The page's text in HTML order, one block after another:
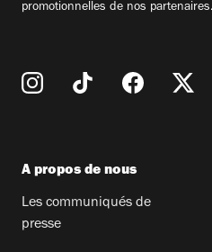
promotionnelles de nos partenaires.
A propos de nous
Les communiqués de
presse